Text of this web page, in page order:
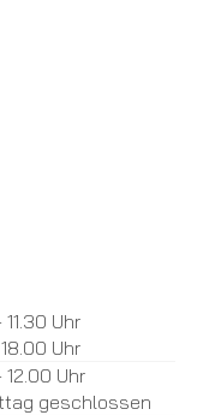
Nachmittag
Uhr
Uhr
Uhr
geschlossen